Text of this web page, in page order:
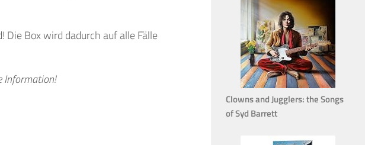
Box wird dadurch auf alle Fälle
Information!
Clowns and Jugglers: the Songs
of Syd Barrett